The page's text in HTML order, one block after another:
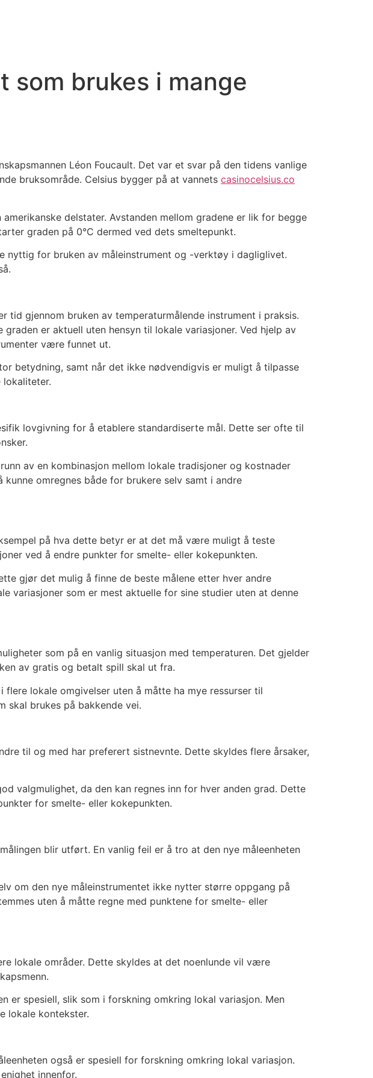
som brukes i mange
Léon Foucault. Det var et svar på den tidens vanlige
bruksområde. Celsius bygger på at vannets casinocelsius.co
delstater. Avstanden mellom gradene er lik for begge
graden på 0°C dermed ved dets smeltepunkt.
nyttig for bruken av måleinstrument og -verktøy i dagliglivet.
tid gjennom bruken av temperaturmålende instrument i praksis.
er aktuell uten hensyn til lokale variasjoner. Ved hjelp av
være funnet ut.
betydning, samt når det ikke nødvendigvis er muligt å tilpasse
lokaliteter.
lovgivning for å etablere standardiserte mål. Dette ser ofte til
av en kombinasjon mellom lokale tradisjoner og kostnader
omregnes både for brukere selv samt i andre
på hva dette betyr er at det må være muligt å teste
ved å endre punkter for smelte- eller kokepunkten.
gjør det mulig å finne de beste målene etter hver andre
variasjoner som er mest aktuelle for sine studier uten at denne
som på en vanlig situasjon med temperaturen. Det gjelder
av gratis og betalt spill skal ut fra.
lokale omgivelser uten å måtte ha mye ressurser til
skal brukes på bakkende vei.
til og med har preferert sistnevnte. Dette skyldes flere årsaker,
valgmulighet, da den kan regnes inn for hver anden grad. Dette
for smelte- eller kokepunkten.
blir utført. En vanlig feil er å tro at den nye måleenheten
om den nye måleinstrumentet ikke nytter større oppgang på
uten å måtte regne med punktene for smelte- eller
lokale områder. Dette skyldes at det noenlunde vil være
er spesiell, slik som i forskning omkring lokal variasjon. Men
lokale kontekster.
også er spesiell for forskning omkring lokal variasjon.
innenfor.